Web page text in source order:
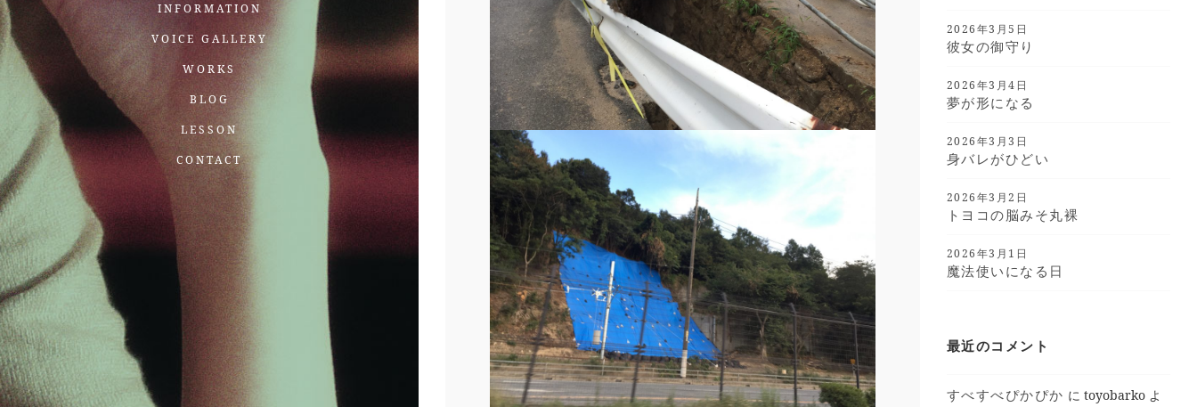
INFORMATION
VOICE GALLERY
WORKS
BLOG
LESSON
CONTACT
2026年3月5日
彼女の御守り
2026年3月4日
夢が形になる
2026年3月3日
身バレがひどい
2026年3月2日
トヨコの脳みそ丸裸
2026年3月1日
魔法使いになる日
最近のコメント
すべすべぴかぴか に toyobarko よ